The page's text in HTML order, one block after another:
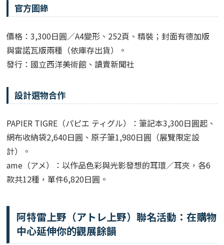
官方圖錄
價格：3,300日圓／A4變形、252頁、精裝；封面有德加版
與雷諾瓦版兩種（依庫存出貨）。
發行：國立西洋美術館、讀賣新聞社
設計選物合作
PAPIER TIGRE（パピエ ティグル）：筆記本3,300日圓起、
網布收納袋2,640日圓、原子筆1,980日圓（展覽限定設
計）。
ame（アメ）：以作品色彩與光影發想的耳環／耳夾，各6
款共12種，單件6,820日圓。
阿特雷上野（アトレ上野）聯名活動：在購物
中心延伸你的觀展餘韻